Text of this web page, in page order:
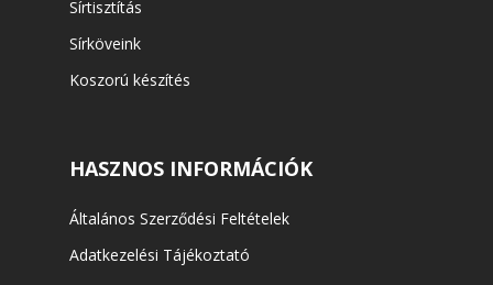
Sírtisztítás
Sírköveink
Koszorú készítés
HASZNOS INFORMÁCIÓK
Általános Szerződési Feltételek
Adatkezelési Tájékoztató